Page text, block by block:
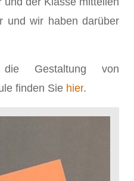
und wir haben darüber
Gestaltung von
finden Sie hier.